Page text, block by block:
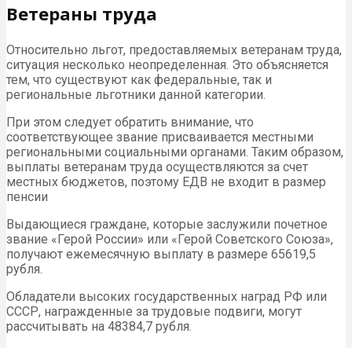
Ветераны труда
Относительно льгот, предоставляемых ветеранам труда,
ситуация несколько неопределенная. Это объясняется
тем, что существуют как федеральные, так и
региональные льготники данной категории.
При этом следует обратить внимание, что
соответствующее звание присваивается местными
региональными социальными органами. Таким образом,
выплаты ветеранам труда осуществляются за счет
местных бюджетов, поэтому ЕДВ не входит в размер
пенсии
Выдающиеся граждане, которые заслужили почетное
звание «Герой России» или «Герой Советского Союза»,
получают ежемесячную выплату в размере 65619,5
рубля.
Обладатели высоких государственных наград РФ или
СССР, награжденные за трудовые подвиги, могут
рассчитывать на 48384,7 рубля.